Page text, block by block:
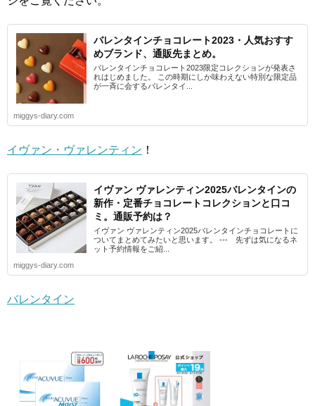
バレンタインチョコレート2023・人気おすす
めブランド、通販先まとめ。
バレンタインチョコレート2023限定コレクションが発表さ
れはじめました。 この時期にしか味わえない特別な限定品
が一斉に会するバレンタイ...
miggys-diary.com
イヴァン・ヴァレンティン ！
イヴァン ヴァレンティン2025バレンタインの
新作・定番チョコレートコレクションと口コ
ミ。通販予約は？
イヴァン ヴァレンティン2025バレンタインチョコレートに
ついてまとめてみたいと思います。 --- 先ずは気になるネ
ット予約情報をご紹...
miggys-diary.com
バレンタイン